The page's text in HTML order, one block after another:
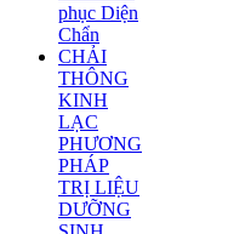
phục Diện
Chẩn
CHẢI
THÔNG
KINH
LẠC
PHƯƠNG
PHÁP
TRỊ LIỆU
DƯỠNG